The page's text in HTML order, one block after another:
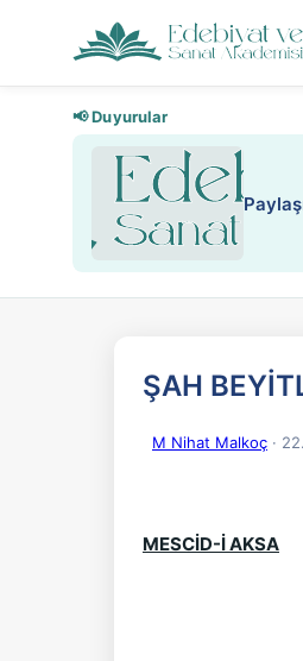
📢 Duyurular
Nadir
ŞAH
M Nihat Malkoç ·
MESCİD-İ AKSA